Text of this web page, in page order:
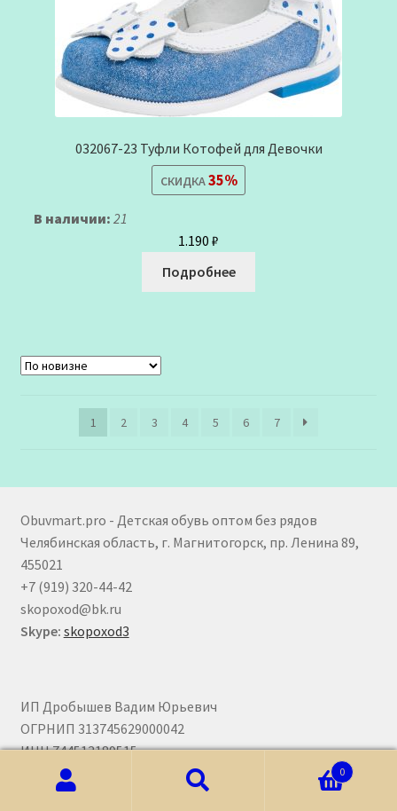
032067-23 Туфли Котофей для Девочки
СКИДКА35%
В наличии: 21
1.190 ₽
Подробнее
1 2 3 4 5 6 7
Obuvmart.pro - Детская обувь оптом без рядов
Челябинская область, г. Магнитогорск, пр. Ленина 89,
455021
+7 (919) 320-44-42
skopoxod@bk.ru
Skype: skopoxod3
ИП Дробышев Вадим Юрьевич
ОГРНИП 313745629000042
ИНН 744513189515
0